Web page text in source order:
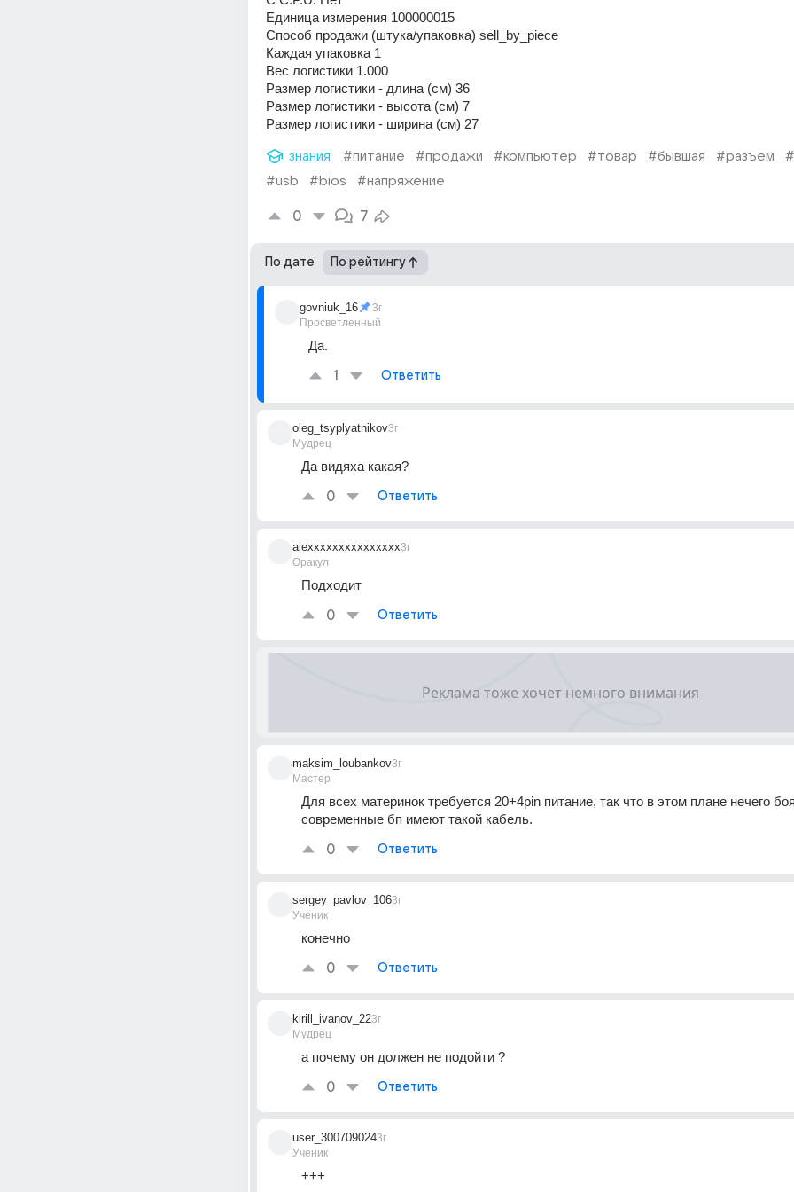
Единица измерения 100000015
Способ продажи (штука/упаковка) sell_by_piece
Каждая упаковка 1
Вес логистики 1.000
Размер логистики - длина (см) 36
Размер логистики - высота (см) 7
Размер логистики - ширина (см) 27
знания #питание #продажи #компьютер #товар #бывшая #разъем
#usb
#bios #напряжение
0 7
По дате По рейтингу
govniuk_16
Просветленный
3г
Да.
1 Ответить
oleg_tsyplyatnikov
Мудрец
3г
Да видяха какая?
0 Ответить
alexxxxxxxxxxxxxxx
Оракул
3г
Подходит
0 Ответить
maksim_loubankov
Мастер
3г
Для всех материнок требуется 20+4pin питание, так что в этом плане нечего
современные бп имеют такой кабель.
0 Ответить
sergey_pavlov_106
Ученик
3г
конечно
0 Ответить
kirill_ivanov_22
Мудрец
3г
а почему он должен не подойти ?
0 Ответить
user_300709024
Ученик
3г
+++